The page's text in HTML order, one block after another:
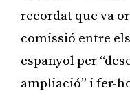
recordat que va
comissió entre
espanyol per
ampliació” i fer-